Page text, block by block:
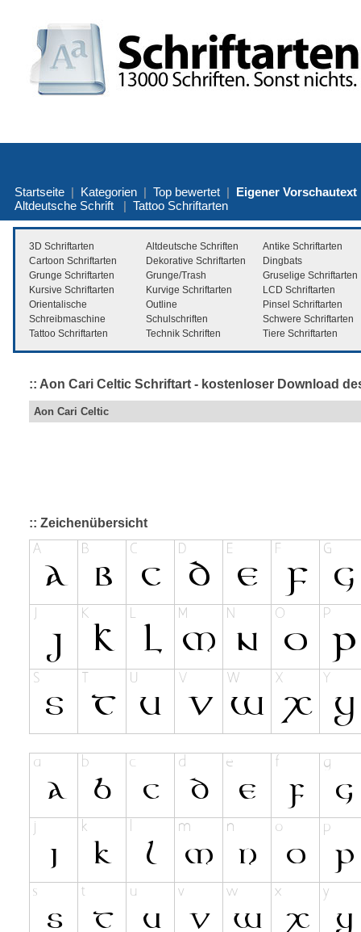
Startseite | Kategorien | Top bewertet | Eigener Vorschautext
Altdeutsche Schrift | Tattoo Schriftarten
3D Schriftarten Altdeutsche Schriften
Antike Schriftarten
Cartoon Schriftarten
Dekorative Schriftarten
Dingbats
Grunge Schriftarten
Grunge/Trash
Gruselige Schriftarten
Kursive Schriftarten
Kurvige Schriftarten
LCD Schriftarten
Orientalische
Outline
Pinsel Schriftarten
Schreibmaschine
Schulschriften
Schwere Schriftarten
Tattoo Schriftarten
Technik Schriften Tiere Schriftarten
:: Aon Cari Celtic Schriftart - kostenloser Download
Aon Cari Celtic
:: Zeichenübersicht